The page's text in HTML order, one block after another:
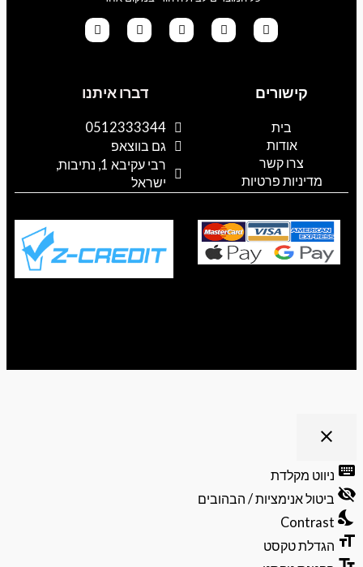
a
s
a
p
p
o
k
o
l
e
קישורים
בית
אודות
צרו קשר
מדיניות פרטיות
דברו איתנו
0512333344
גם בווצאפ
רבי עקיבא 1, נתיבות,
ישראל
close
וסגירה
של
תפריט
הנגישות
ניווט מקלדת
ביטול אנימציות / הבהובים
Contrast
הגדלת טקסט